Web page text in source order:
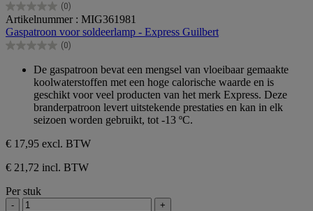
(0)
0.0
van
de
5
Artikelnummer : MIG361981
Gaspatroon voor soldeerlamp - Express Guilbert
(0)
0.0
sterren.
De gaspatroon bevat een mengsel van vloeibaar gemaakte
koolwaterstoffen met een hoge calorische waarde en is
geschikt voor veel producten van het merk Express. Deze
branderpatroon levert uitstekende prestaties en kan in elk
seizoen worden gebruikt, tot -13 ºC.
€ 17,95 excl. BTW
€ 21,72 incl. BTW
Per stuk
- +